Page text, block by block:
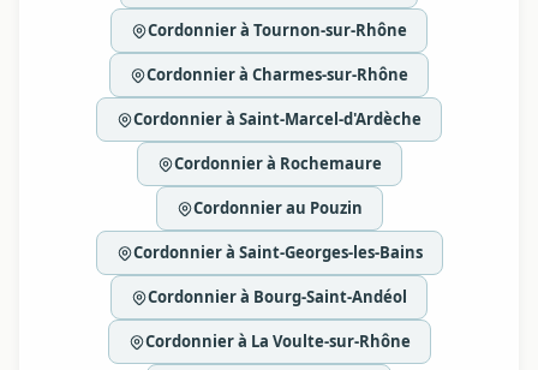
Cordonnier à Tournon-sur-Rhône
Cordonnier à Charmes-sur-Rhône
Cordonnier à Saint-Marcel-d'Ardèche
Cordonnier à Rochemaure
Cordonnier au Pouzin
Cordonnier à Saint-Georges-les-Bains
Cordonnier à Bourg-Saint-Andéol
Cordonnier à La Voulte-sur-Rhône